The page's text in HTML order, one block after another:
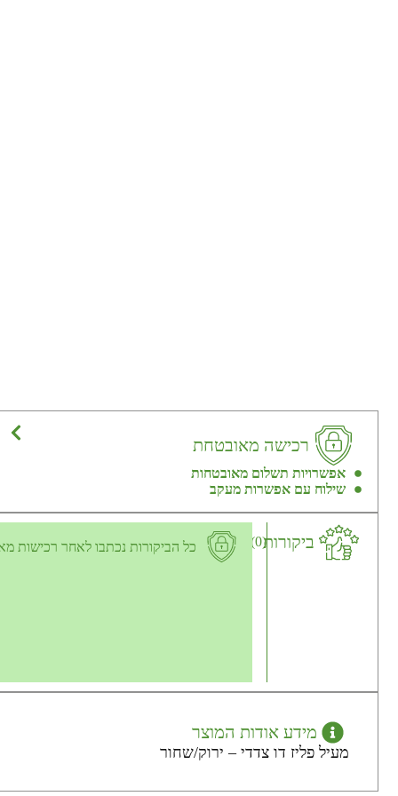
רכישה מאובטחת
אפשרויות תשלום מאובטחות
שילוח עם אפשרות מעקב
ביקורות(0) כל הביקורות נכתבו לאחר רכישות
מידע אודות המוצר
מעיל פליז דו צדדי – ירוק/שחור